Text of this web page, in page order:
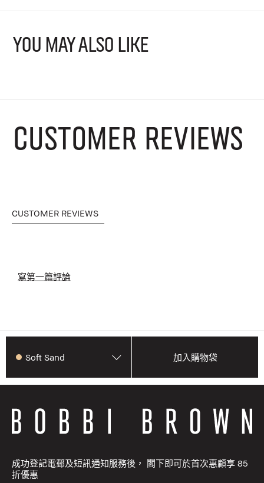
YOU MAY ALSO LIKE
CUSTOMER REVIEWS
CUSTOMER REVIEWS
寫第一篇評論
Soft Sand 加入購物袋
成功登記電郵及短訊通知服務後， 閣下即可於首次惠顧享 85
折優惠